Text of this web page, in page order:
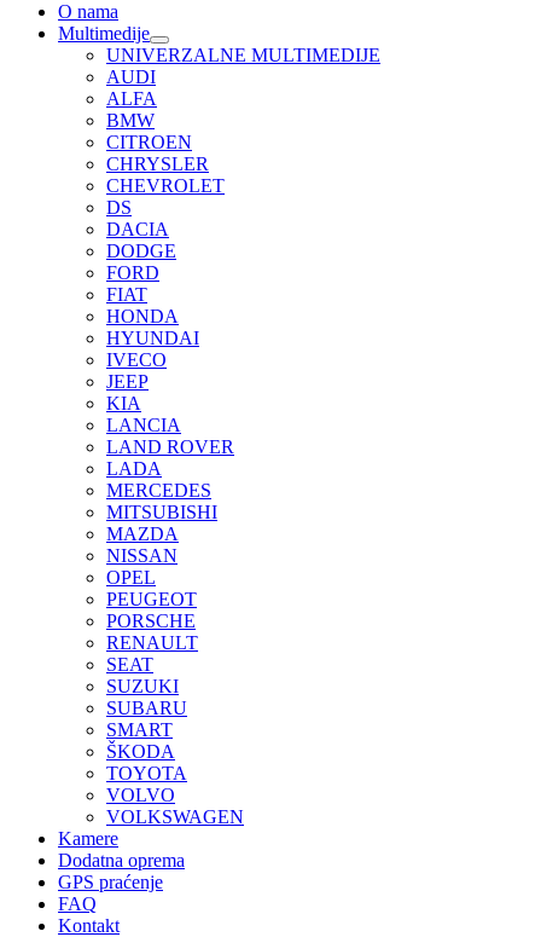
O nama
Multimedije
UNIVERZALNE MULTIMEDIJE
AUDI
ALFA
BMW
CITROEN
CHRYSLER
CHEVROLET
DS
DACIA
DODGE
FORD
FIAT
HONDA
HYUNDAI
IVECO
JEEP
KIA
LANCIA
LAND ROVER
LADA
MERCEDES
MITSUBISHI
MAZDA
NISSAN
OPEL
PEUGEOT
PORSCHE
RENAULT
SEAT
SUZUKI
SUBARU
SMART
ŠKODA
TOYOTA
VOLVO
VOLKSWAGEN
Kamere
Dodatna oprema
GPS praćenje
FAQ
Kontakt